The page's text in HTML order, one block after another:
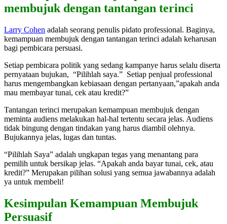
membujuk dengan tantangan terinci
Larry Cohen adalah seorang penulis pidato professional. Baginya,
kemampuan membujuk dengan tantangan terinci adalah keharusan
bagi pembicara persuasi.
Setiap pembicara politik yang sedang kampanye harus selalu diserta
pernyataan bujukan, “Pilihlah saya.” Setiap penjual professional
harus mengembangkan kebiasaan dengan pertanyaan,”apakah anda
mau membayar tunai, cek atau kredit?”
Tantangan terinci merupakan kemampuan membujuk dengan
meminta audiens melakukan hal-hal tertentu secara jelas. Audiens
tidak bingung dengan tindakan yang harus diambil olehnya.
Bujukannya jelas, lugas dan tuntas.
“Pilihlah Saya” adalah ungkapan tegas yang menantang para
pemilih untuk bersikap jelas. “Apakah anda bayar tunai, cek, atau
kredit?” Merupakan pilihan solusi yang semua jawabannya adalah
ya untuk membeli!
Kesimpulan Kemampuan Membujuk
Persuasif